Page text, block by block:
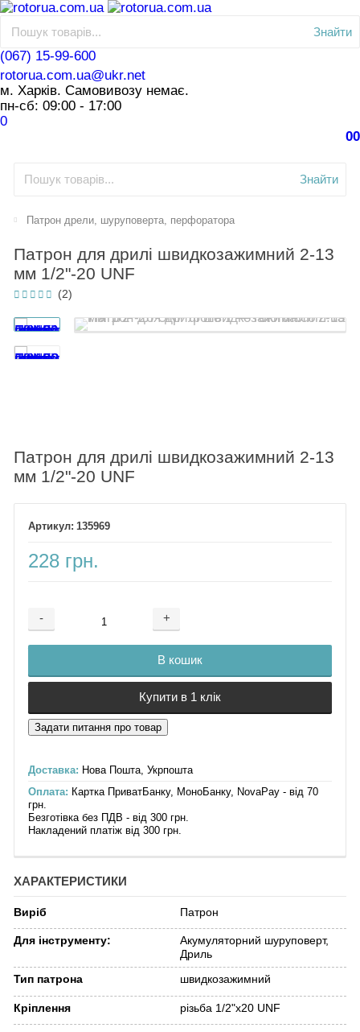
Знайти
(067) 15-99-600
rotorua.com.ua@ukr.net
м. Харків. Самовивозу немає.
пн-сб: 09:00 - 17:00
0
00
Знайти
Патрон дрели, шуруповерта, перфоратора
Патрон для дрилі швидкозажимний 2-13
мм 1/2"-20 UNF
(2)
Патрон для дрилі швидкозажимний 2-13
мм 1/2"-20 UNF
135969
228 грн.
- +
Додається ...
В кошик
Доданий
Купити в 1 клік
Доставка: Нова Пошта, Укрпошта
Оплата: Картка ПриватБанку, МоноБанку, NovaPay - від 70
грн.
Безготівка без ПДВ - від 300 грн.
Накладений платіж від 300 грн.
ХАРАКТЕРИСТИКИ
Виріб Патрон
Для інструменту:
Акумуляторний шуруповерт,
Дриль
Тип патрона швидкозажимний
Кріплення різьба 1/2"х20 UNF